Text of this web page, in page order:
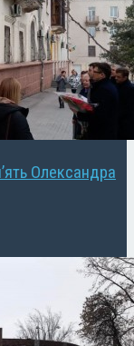
Олександра